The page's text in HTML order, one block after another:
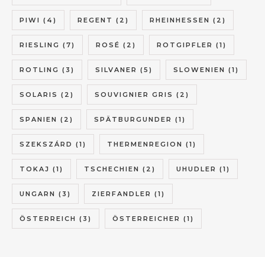
PIWI (4) REGENT (2) RHEINHESSEN (2)
RIESLING (7) ROSÉ (2) ROTGIPFLER (1)
ROTLING (3) SILVANER (5) SLOWENIEN (1)
SOLARIS (2) SOUVIGNIER GRIS (2)
SPANIEN (2) SPÄTBURGUNDER (1)
SZEKSZÁRD (1) THERMENREGION (1)
TOKAJ (1) TSCHECHIEN (2) UHUDLER (1)
UNGARN (3) ZIERFANDLER (1)
ÖSTERREICH (3) ÖSTERREICHER (1)